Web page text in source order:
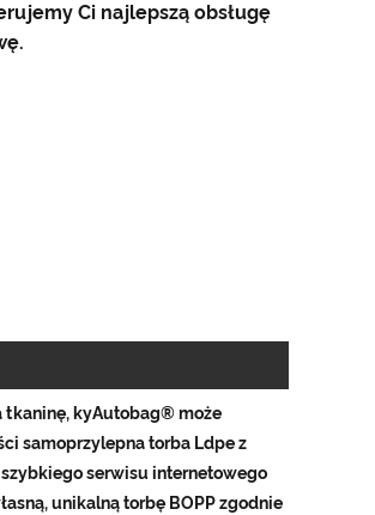
Ci najlepszą obsługę
tkaninę, kyAutobag® może
samoprzylepna torba Ldpe z
serwisu internetowego
unikalną torbę BOPP zgodnie